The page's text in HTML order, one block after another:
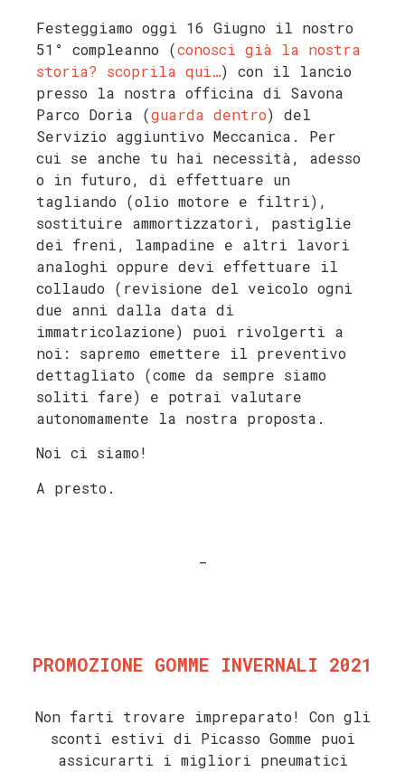
Festeggiamo oggi 16 Giugno il nostro
51° compleanno (conosci già la nostra
storia? scoprila qui…) con il lancio
presso la nostra officina di Savona
Parco Doria (guarda dentro) del
Servizio aggiuntivo Meccanica. Per
cui se anche tu hai necessità, adesso
o in futuro, di effettuare un
tagliando (olio motore e filtri),
sostituire ammortizzatori, pastiglie
dei freni, lampadine e altri lavori
analoghi oppure devi effettuare il
collaudo (revisione del veicolo ogni
due anni dalla data di
immatricolazione) puoi rivolgerti a
noi: sapremo emettere il preventivo
dettagliato (come da sempre siamo
soliti fare) e potrai valutare
autonomamente la nostra proposta.
Noi ci siamo!
A presto.
PROMOZIONE GOMME INVERNALI 2021
Non farti trovare impreparato! Con gli
sconti estivi di Picasso Gomme puoi
assicurarti i migliori pneumatici